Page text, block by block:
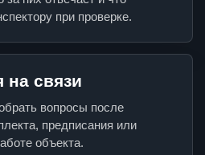
при проверке.
на связи
вопросы после
предписания или
объекта.